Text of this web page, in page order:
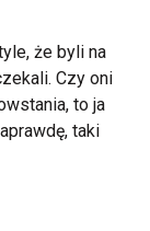
że byli na
Czy oni
to ja
taki